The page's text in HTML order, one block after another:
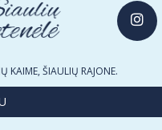
KAIME, ŠIAULIŲ RAJONE.